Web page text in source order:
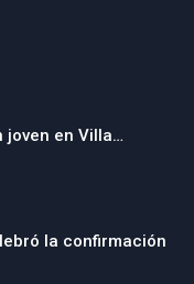
joven en Villa…
la confirmación